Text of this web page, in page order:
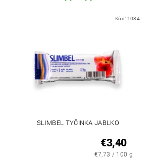
Kód: 1034
SLIMBEL TYČINKA JABLKO
€3,40
€7,73 / 100 g